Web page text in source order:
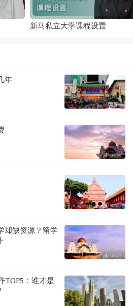
新马私立大学课程设置
年
却缺资源？留学
TOP5：谁才是